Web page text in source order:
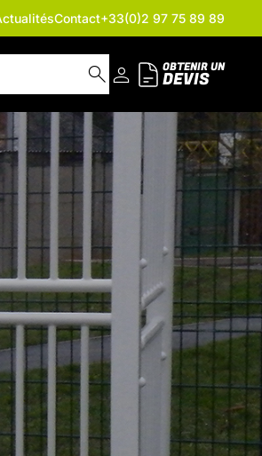
Contact+33(0)2 97 75 89 89
OBTENIR UN
DEVIS